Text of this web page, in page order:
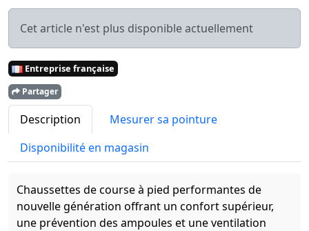
Cet article n'est plus disponible actuellement
Entreprise française
Partager
Description
Mesurer sa pointure
Disponibilité en magasin
Chaussettes de course à pied performantes de
nouvelle génération offrant un confort supérieur,
une prévention des ampoules et une ventilation